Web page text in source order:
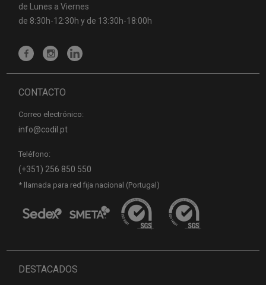
de Lunes a Viernes
de 8:30h-12:30h y de 13:30h-18:00h
CONTACTO
Correo electrónico:
info@codil.pt
Teléfono:
(+351) 256 850 550
* llamada para red fija nacional (Portugal)
DESTACADOS